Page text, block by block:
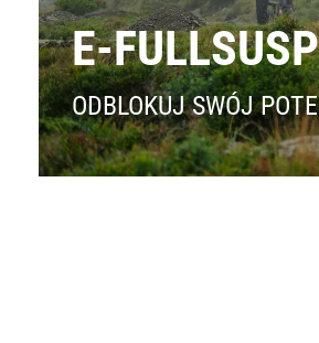
E-
ODBLOKUJ SWÓJ